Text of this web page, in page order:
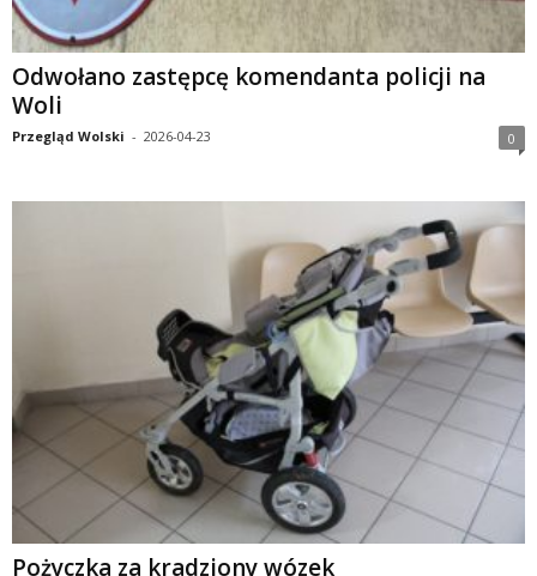
Odwołano zastępcę komendanta policji na
Woli
Przegląd Wolski - 2026-04-23 0
Pożyczka za kradziony wózek